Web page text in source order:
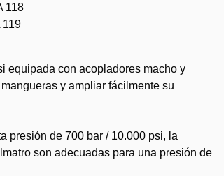
118
119
equipada con acopladores macho y
y ampliar fácilmente su
presión de 700 bar / 10.000 psi, la
son adecuadas para una presión de